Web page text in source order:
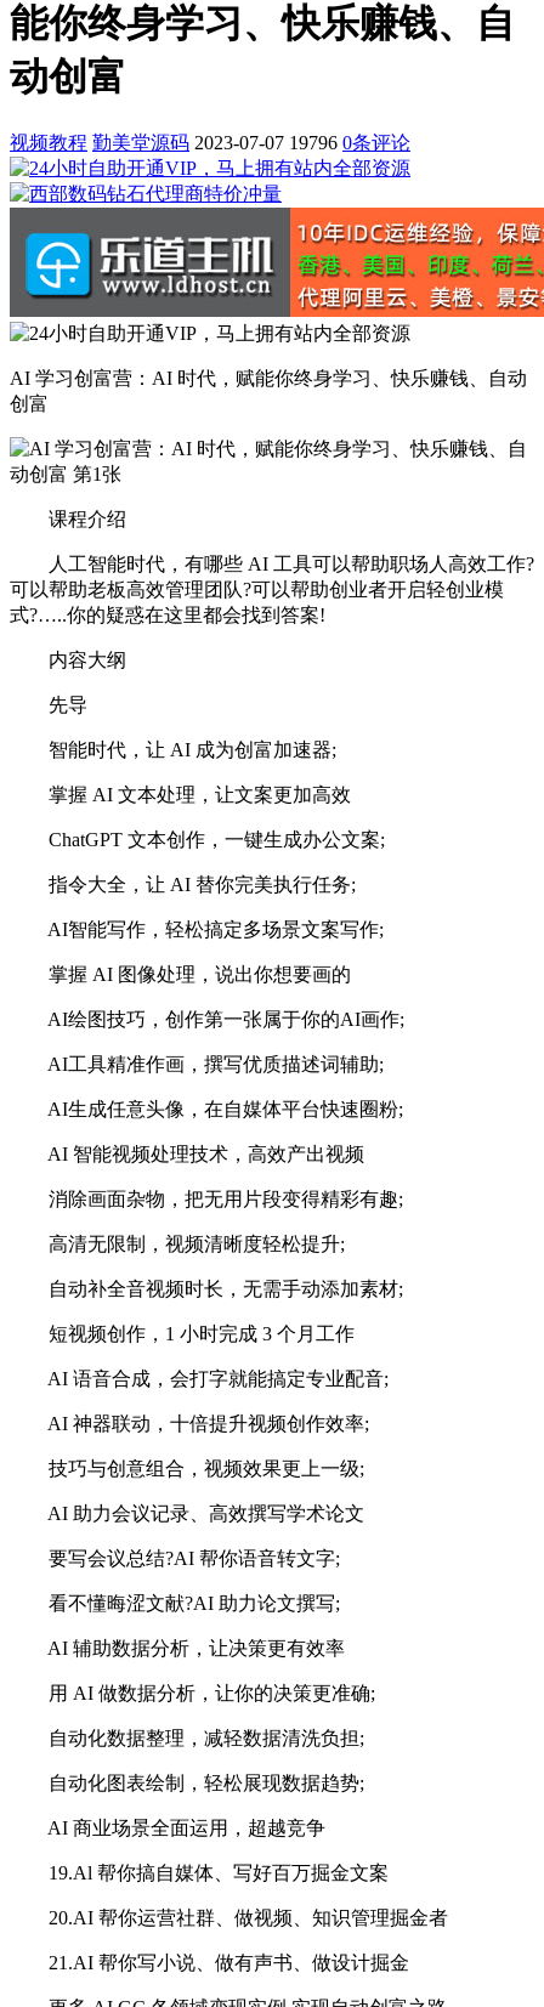
能你终身学习、快乐赚钱、自
动创富
视频教程 勤美堂源码 2023-07-07 19796 0条评论
AI 学习创富营：AI 时代，赋能你终身学习、快乐赚钱、自动
创富
课程介绍
人工智能时代，有哪些 AI 工具可以帮助职场人高效工作?
可以帮助老板高效管理团队?可以帮助创业者开启轻创业模
式?…..你的疑惑在这里都会找到答案!
内容大纲
先导
智能时代，让 AI 成为创富加速器;
掌握 AI 文本处理，让文案更加高效
ChatGPT 文本创作，一键生成办公文案;
指令大全，让 AI 替你完美执行任务;
AI智能写作，轻松搞定多场景文案写作;
掌握 AI 图像处理，说出你想要画的
AI绘图技巧，创作第一张属于你的AI画作;
AI工具精准作画，撰写优质描述词辅助;
AI生成任意头像，在自媒体平台快速圈粉;
AI 智能视频处理技术，高效产出视频
消除画面杂物，把无用片段变得精彩有趣;
高清无限制，视频清晰度轻松提升;
自动补全音视频时长，无需手动添加素材;
短视频创作，1 小时完成 3 个月工作
AI 语音合成，会打字就能搞定专业配音;
AI 神器联动，十倍提升视频创作效率;
技巧与创意组合，视频效果更上一级;
AI 助力会议记录、高效撰写学术论文
要写会议总结?AI 帮你语音转文字;
看不懂晦涩文献?AI 助力论文撰写;
AI 辅助数据分析，让决策更有效率
用 AI 做数据分析，让你的决策更准确;
自动化数据整理，减轻数据清洗负担;
自动化图表绘制，轻松展现数据趋势;
AI 商业场景全面运用，超越竞争
19.Al 帮你搞自媒体、写好百万掘金文案
20.AI 帮你运营社群、做视频、知识管理掘金者
21.AI 帮你写小说、做有声书、做设计掘金